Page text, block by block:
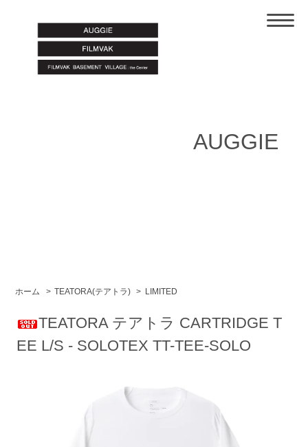
AUGGIE
ホーム > TEATORA(テアトラ) > LIMITED
TEATORA テアトラ CARTRIDGE T
EE L/S - SOLOTEX TT-TEE-SOLO